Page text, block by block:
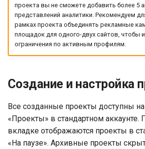
проекта вы не сможете добавить более 5
представлений аналитики. Рекомендуем
рамках проекта объединять рекламные
площадок для одного-двух сайтов, чтобы
ограничения по активным профилям.
Создание и настройка
Все созданные проекты доступны
«Проекты» в стандартном
вкладке отображаются проекты в
«На паузе». Архивные проекты